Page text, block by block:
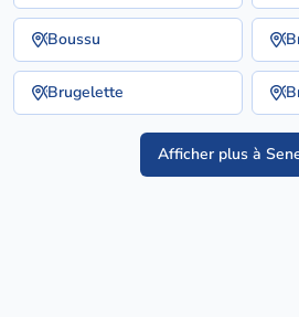
Boussu
Brugelette
Afficher plus à